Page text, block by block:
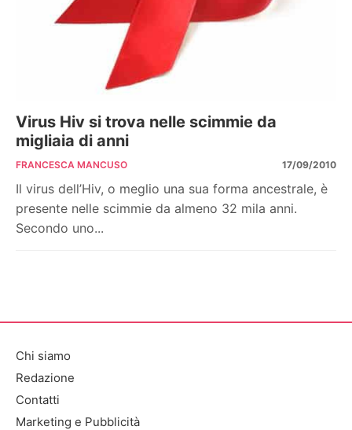
Virus Hiv si trova nelle scimmie da
migliaia di anni
FRANCESCA MANCUSO 17/09/2010
Il virus dell’Hiv, o meglio una sua forma ancestrale, è
presente nelle scimmie da almeno 32 mila anni.
Secondo uno...
Chi siamo
Redazione
Contatti
Marketing e Pubblicità